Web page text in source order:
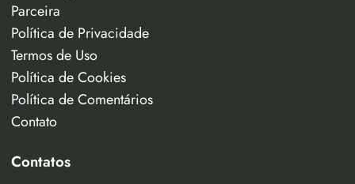
Parceira
Política de Privacidade
Termos de Uso
Política de Cookies
Política de Comentários
Contato
Contatos